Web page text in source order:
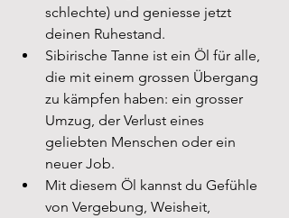
schlechte) und geniesse jetzt
deinen Ruhestand.
Sibirische Tanne ist ein Öl für alle,
die mit einem grossen Übergang
zu kämpfen haben: ein grosser
Umzug, der Verlust eines
geliebten Menschen oder ein
neuer Job.
Mit diesem Öl kannst du Gefühle
von Vergebung, Weisheit,